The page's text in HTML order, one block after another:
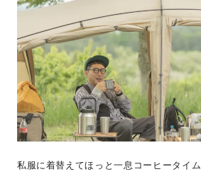
私服に着替えてほっと一息コーヒータイム